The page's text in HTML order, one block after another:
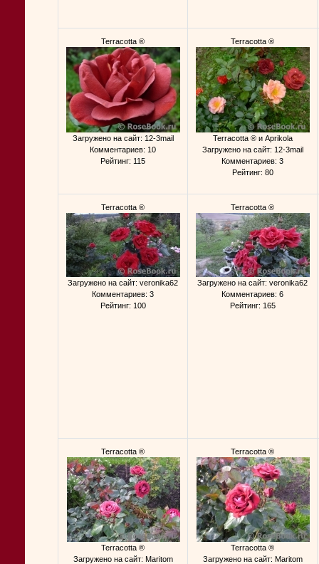
Terracotta ®
Загружено на сайт: 12-3mail
Комментариев: 10
Рейтинг: 115
Terracotta ®
Terracotta ® и Aprikola
Загружено на сайт: 12-3mail
Комментариев: 3
Рейтинг: 80
Terracotta ®
Загружено на сайт: veronika62
Комментариев: 3
Рейтинг: 100
Terracotta ®
Загружено на сайт: veronika62
Комментариев: 6
Рейтинг: 165
Terracotta ®
Terracotta ®
Загружено на сайт: Maritom
Terracotta ®
Terracotta ®
Загружено на сайт: Maritom